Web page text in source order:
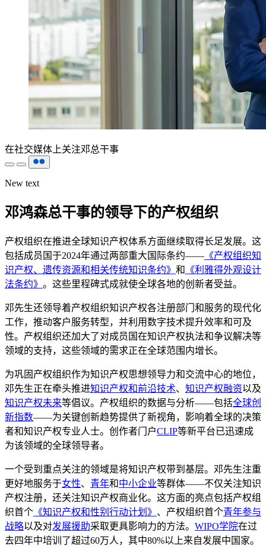
在社交媒体上关注邓总干事
New text
邓鸿森总干事的领导下的产权组织
产权组织在推进全球知识产权体系方面继续取得长足发展。这
包括成员国于2024年通过两部重大国际条约—— 《产权组织知
识产权、遗传资源和相关传统知识条约》 和 《利雅得外观设计
法条约》 。这些里程碑式成就使全球各地的创新者受益。
邓先生还领导着产权组织知识产权各注册部门和服务的现代化
工作，推动客户服务转型，并利用数字技术提升效率和可及
性。产权组织还加大了对成员国在知识产权执法和争议解决等
领域的支持，这些领域的需求正在全球范围内增长。
为巩固产权组织作为知识产权思想领导力和交流中心的地位，
邓先生正在牵头推进知识产权和前沿技术、 知识产权融资以及
知识产权未来等倡议。产权组织的数据与分析——包括全球创
新指数——为关键创新趋势提供了新视角，影响着全球的决策
者和知识产权专业人士。创作者门户CLIP等新平台已迅速成
为该领域的全球领导者。
一个受到重点关注的领域是将知识产权带到基层。邓先生注重
更好地服务于女性、 青年和中小企业等群体——不仅关注知识
产权注册，还关注知识产权商业化。这方面的亮点包括产权组
织首个 《知识产权和性别行动计划》 、产权组织首个青年参与
战略以及对发展援助采取更具影响力的方法。 WIPO学院在过
去四年中培训了超过60万人，其中80%以上来自发展中国家。